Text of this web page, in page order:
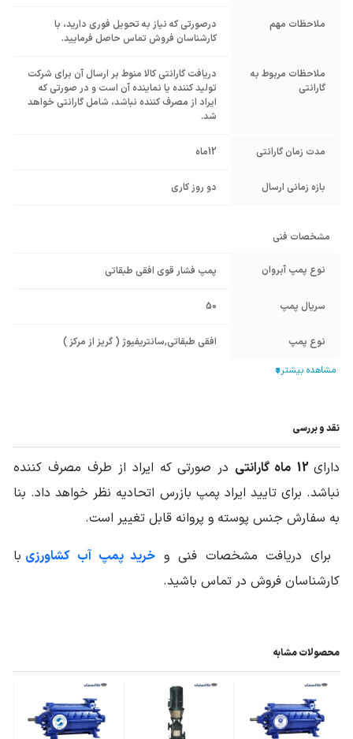
ملاحظات مهم
درصورتی که نیاز به تحویل فوری دارید، با
کارشناسان فروش تماس حاصل فرمایید.
ملاحظات مربوط به
گارانتی
دریافت گارانتی کالا منوط بر ارسال آن برای شرکت
تولید کننده یا نماینده آن است و در صورتی که
ایراد از مصرف کننده نباشد، شامل گارانتی خواهد
شد.
مدت زمان گارانتی 12ماه
بازه زمانی ارسال دو روز کاری
مشخصات فنی
نوع پمپ آبروان پمپ فشار قوی افقی طبقاتی
سریال پمپ 50
نوع پمپ افقی طبقاتی,سانتریفیوژ ( گریز از مرکز )
برند پمپ
پمپ
قطر دهانه خروجی
پمپ
جنس پوسته
جنس پروانه چدن Cast Iron
منبع انرژی برق تک فاز,برق سه فاز
وزن محموله (گرم)
به دیتاشیت محصول در قسمت فایل‌های مرتبط
مراجعه کنید.
ابعاد mm (طول-
عرض-ارتفاع)
به دیتاشیت محصول در قسمت فایل‌های مرتبط
مراجعه کنید.
نقد و بررسی
دارای12 ماه گارانتی در صورتی که ایراد از طرف مصرف کننده
نباشد. برای تایید ایراد پمپ بازرس اتحادیه نظر خواهد داد. بنا
به سفارش جنس پوسته و پروانه قابل تغییر است.
برای دریافت مشخصات فنی و خرید پمپ آب کشاورزی با
کارشناسان فروش در تماس باشید.
محصولات مشابه